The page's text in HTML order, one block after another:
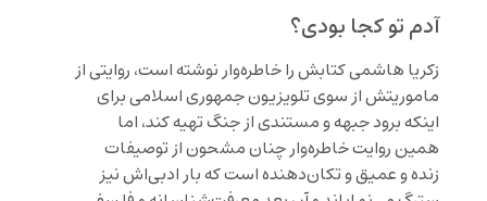
آدم تو كجا بودی؟
زکریا هاشمی کتابش را خاطره‌وار نوشته است، روایتی از
ماموریتش از سوی تلویزیون جمهوری اسلامی برای
اینکه برود جبهه و مستندی از جنگ تهیه کند، اما
همین روایت خاطره‌وار چنان مشحون از توصیفات
زنده و عمیق و تکان‌دهنده است که بار ادبی‌اش نیز